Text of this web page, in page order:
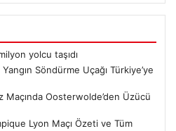
yolcu taşıdı
Söndürme Uçağı Türkiye’ye
Maçında Oosterwolde’den Üzücü
Lyon Maçı Özeti ve Tüm